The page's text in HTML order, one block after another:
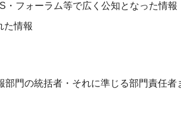
フォーラム等で広く公知となった情報
た情報
門の統括者・それに準じる部門責任